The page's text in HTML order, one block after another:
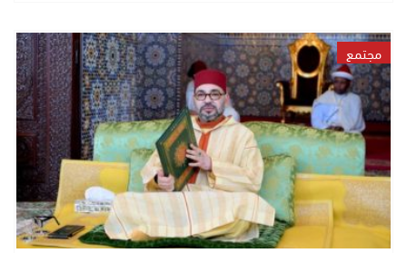
مجتمع